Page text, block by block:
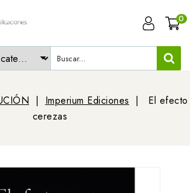
0
Imperium Ediciones
El efecto
cerezas